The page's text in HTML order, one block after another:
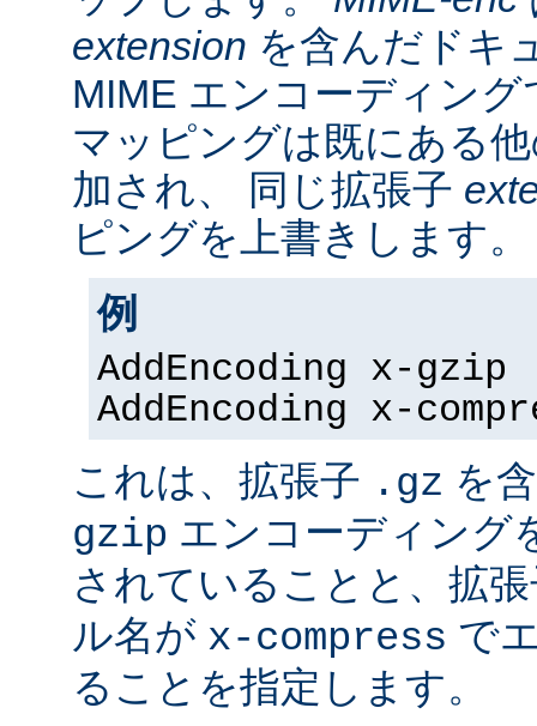
extension を含んだドキ
MIME エンコーディン
マッピングは既にある
加され、 同じ拡張子
ピングを上書きします。
例
AddEncoding x-gzip
AddEncoding x-
これは、拡張子 .gz を
gzip エンコーディング
されていることと、拡
ル名が x-compress で
ることを指定します。